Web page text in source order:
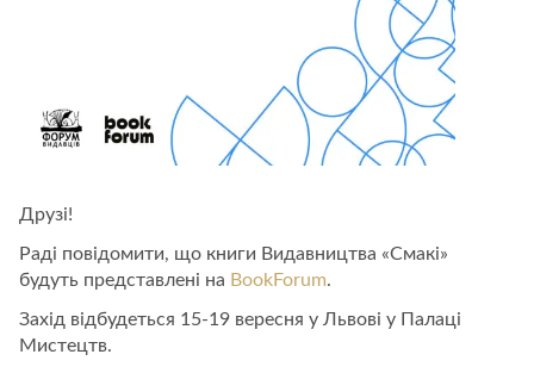
Друзі!
Раді повідомити, що книги Видавництва «Смакі»
будуть представлені на BookForum.
Захід відбудеться 15-19 вересня у Львові у Палаці
Мистецтв.